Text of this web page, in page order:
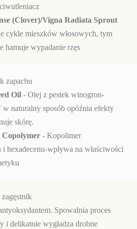
(Clover)/Vigna Radiata Sprout
cykle mieszków włosowych, tym
hamuje wypadanie rzęs
zapachu
Oil - Olej z pestek winogron-
naturalny sposób opóźnia efekty
skórę.
Copolymer - Kopolimer
hexadecenu-wpływa na właściwości
zagęstnik
Spowalnia proces
i delikatnie wygładza drobne